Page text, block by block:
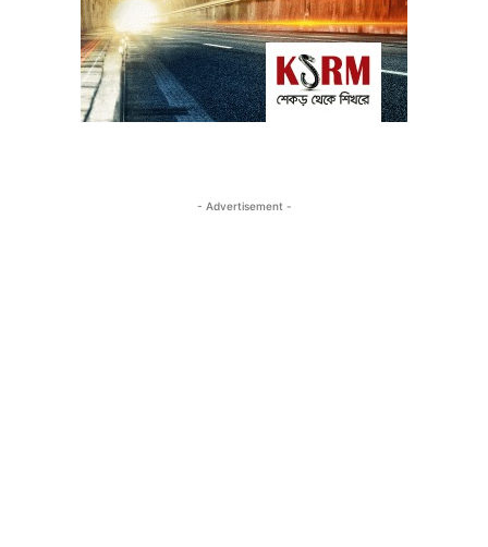
- Advertisement -